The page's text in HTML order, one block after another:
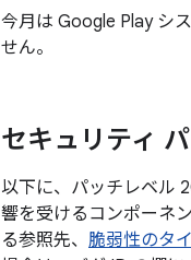
今月は Google Play シ
せん。
セキュリティ
以下に、パッチレベル
響を受けるコンポーネ
る参照先、 脆弱性のタ